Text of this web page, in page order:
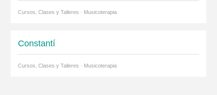
Cursos, Clases y Talleres · Musicoterapia
Constantí
Cursos, Clases y Talleres · Musicoterapia